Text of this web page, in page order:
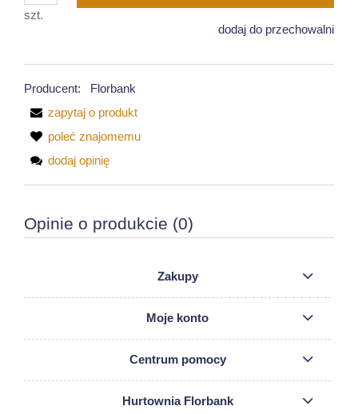
szt.
dodaj do przechowalni
Producent:
Florbank
zapytaj o produkt
poleć znajomemu
dodaj opinię
Opinie o produkcie (0)
Zakupy
Moje konto
Centrum pomocy
Hurtownia Florbank